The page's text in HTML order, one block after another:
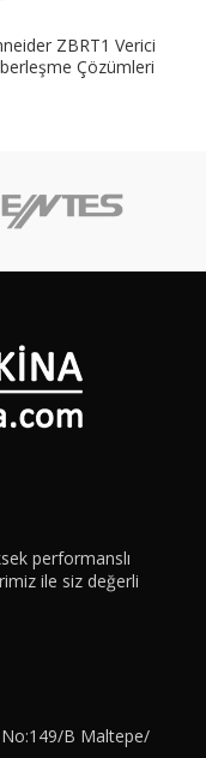
ZBRT1 Verici
Çözümleri
performanslı
ile siz değerli
No:149/B Maltepe/